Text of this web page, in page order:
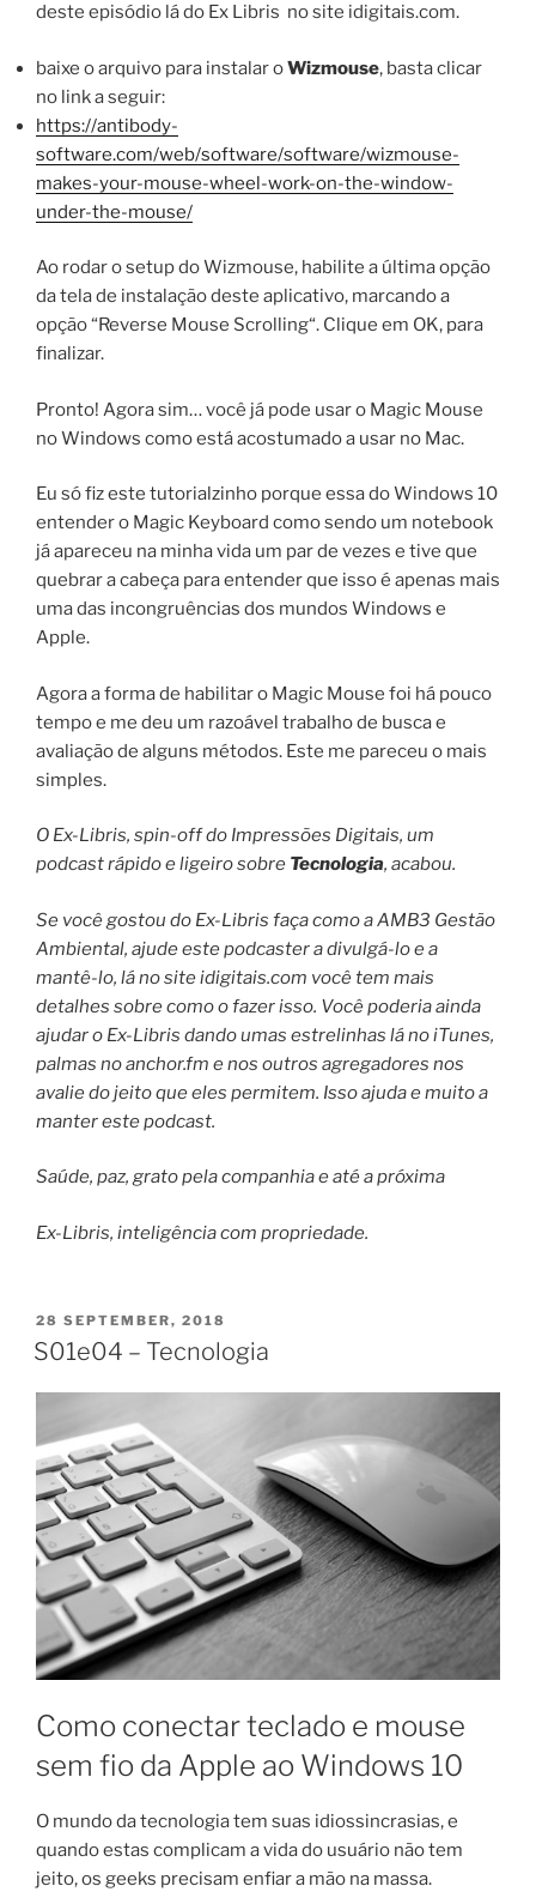
deste episódio lá do Ex Libris no site idigitais.com.
baixe o arquivo para instalar oWizmouse, basta clicar
no link a seguir:
https://antibody-
software.com/web/software/software/wizmouse-
makes-your-mouse-wheel-work-on-the-window-
under-the-mouse/
Ao rodar o setup do Wizmouse, habilite a última opção
da tela de instalação deste aplicativo, marcando a
opção “Reverse Mouse Scrolling“. Clique em OK, para
finalizar.
Pronto! Agora sim… você já pode usar o Magic Mouse
no Windows como está acostumado a usar no Mac.
Eu só fiz este tutorialzinho porque essa do Windows 10
entender o Magic Keyboard como sendo um notebook
já apareceu na minha vida um par de vezes e tive que
quebrar a cabeça para entender que isso é apenas mais
uma das incongruências dos mundos Windows e
Apple.
Agora a forma de habilitar o Magic Mouse foi há pouco
tempo e me deu um razoável trabalho de busca e
avaliação de alguns métodos. Este me pareceu o mais
simples.
O Ex-Libris, spin-off do Impressões Digitais, um
podcast rápido e ligeiro sobre Tecnologia, acabou.
Se você gostou do Ex-Libris faça como a AMB3 Gestão
Ambiental, ajude este podcaster a divulgá-lo e a
mantê-lo, lá no site idigitais.com você tem mais
detalhes sobre como o fazer isso. Você poderia ainda
ajudar o Ex-Libris dando umas estrelinhas lá no iTunes,
palmas no anchor.fm e nos outros agregadores nos
avalie do jeito que eles permitem. Isso ajuda e muito a
manter este podcast.
Saúde, paz, grato pela companhia e até a próxima
Ex-Libris, inteligência com propriedade.
POSTED
ON
28 SEPTEMBER, 2018
S01e04 – Tecnologia
Como conectar teclado e mouse
sem fio da Apple ao Windows 10
O mundo da tecnologia tem suas idiossincrasias, e
quando estas complicam a vida do usuário não tem
jeito, os geeks precisam enfiar a mão na massa.